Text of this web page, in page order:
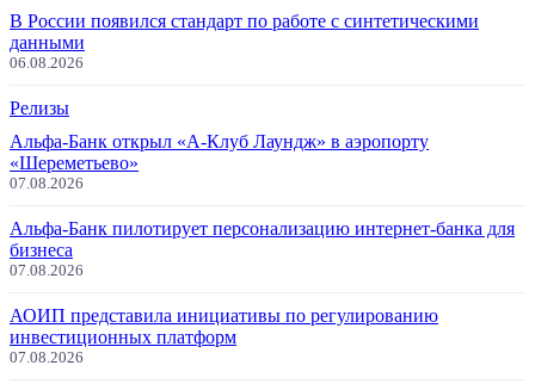
В России появился стандарт по работе с синтетическими
данными
06.08.2026
Релизы
Альфа-Банк открыл «А-Клуб Лаундж» в аэропорту
«Шереметьево»
07.08.2026
Альфа-Банк пилотирует персонализацию интернет-банка для
бизнеса
07.08.2026
АОИП представила инициативы по регулированию
инвестиционных платформ
07.08.2026